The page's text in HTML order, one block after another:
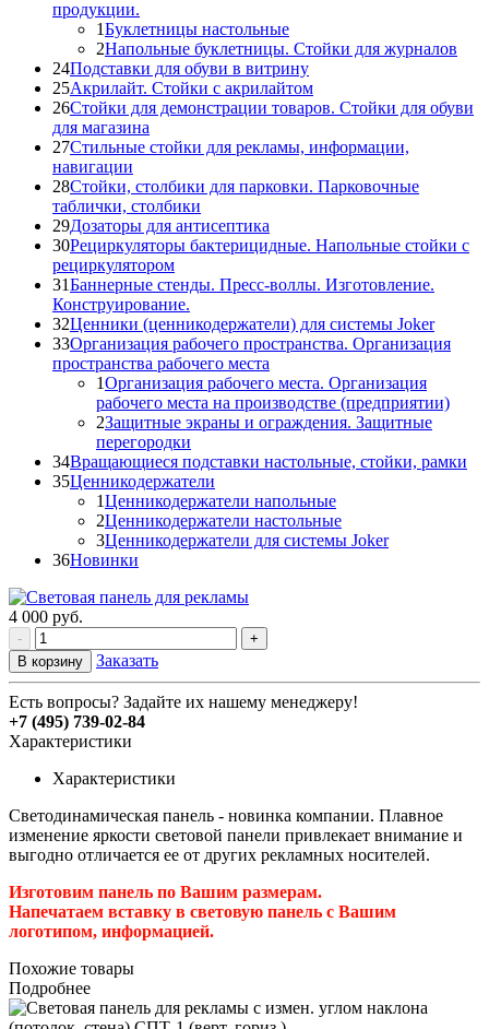
продукции.
1Буклетницы настольные
2Напольные буклетницы. Стойки для журналов
24Подставки для обуви в витрину
25Акрилайт. Стойки с акрилайтом
26Стойки для демонстрации товаров. Стойки для обуви
для магазина
27Стильные стойки для рекламы, информации,
навигации
28Стойки, столбики для парковки. Парковочные
таблички, столбики
29Дозаторы для антисептика
30Рециркуляторы бактерицидные. Напольные стойки с
рециркулятором
31Баннерные стенды. Пресс-воллы. Изготовление.
Конструирование.
32Ценники (ценникодержатели) для системы Joker
33Организация рабочего пространства. Организация
пространства рабочего места
1Организация рабочего места. Организация
рабочего места на производстве (предприятии)
2Защитные экраны и ограждения. Защитные
перегородки
34Вращающиеся подставки настольные, стойки, рамки
35Ценникодержатели
1Ценникодержатели напольные
2Ценникодержатели настольные
3Ценникодержатели для системы Joker
36Новинки
4 000 руб.
-
+
В корзину
Заказать
Есть вопросы? Задайте их нашему менеджеру!
+7 (495) 739-02-84
Характеристики
Характеристики
Светодинамическая панель - новинка компании. Плавное
изменение яркости световой панели привлекает внимание и
выгодно отличается ее от других рекламных носителей.
Изготовим панель по Вашим размерам.
Напечатаем вставку в световую панель с Вашим
логотипом, информацией.
Похожие товары
Подробнее